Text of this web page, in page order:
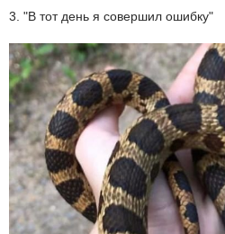
3. "В тот день я совершил ошибку"